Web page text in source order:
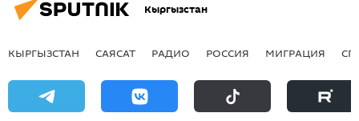
Кыргызстан
КЫРГЫЗСТАН САЯСАТ РАДИО РОССИЯ МИГРАЦИЯ